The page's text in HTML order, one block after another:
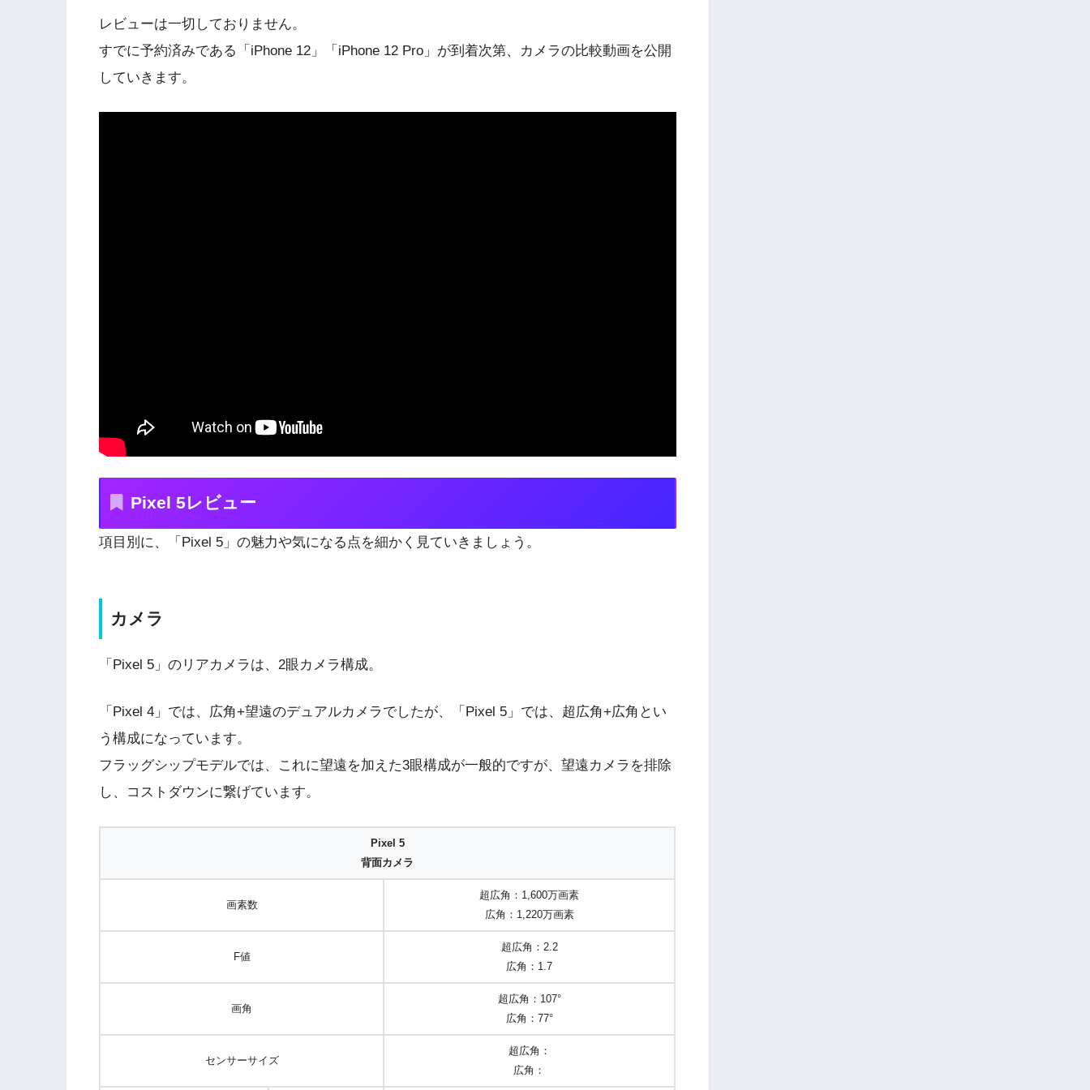
レビューは一切しておりません。
すでに予約済みである「iPhone 12」「iPhone 12 Pro」が到着次第、カメラの比較動画を公開
していきます。
Pixel 5レビュー
項目別に、「Pixel 5」の魅力や気になる点を細かく見ていきましょう。
カメラ
「Pixel 5」のリアカメラは、2眼カメラ構成。
「Pixel 4」では、広角+望遠のデュアルカメラでしたが、「Pixel 5」では、超広角+広角とい
う構成になっています。
フラッグシップモデルでは、これに望遠を加えた3眼構成が一般的ですが、望遠カメラを排除
し、コストダウンに繋げています。
Pixel 5
背面カメラ
画素数
超広角：1,600万画素
広角：1,220万画素
F値
超広角：2.2
広角：1.7
画角
超広角：107°
広角：77°
センサーサイズ
超広角：
広角：